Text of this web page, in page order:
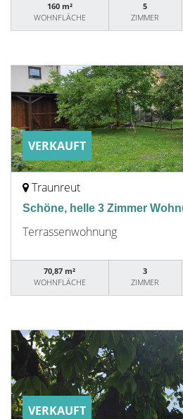
160 m²
WOHNFLÄCHE
5
ZIMMER
VERKAUFT
Traunreut
Schöne, helle 3 Zimmer
Terrassenwohnung
70,87 m²
WOHNFLÄCHE
3
ZIMMER
VERKAUFT